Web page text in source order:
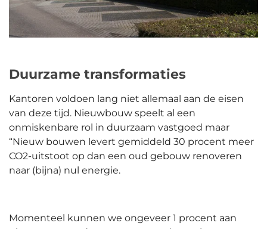
Duurzame transformaties
Kantoren voldoen lang niet allemaal aan de eisen
van deze tijd. Nieuwbouw speelt al een
onmiskenbare rol in duurzaam vastgoed maar
“Nieuw bouwen levert gemiddeld 30 procent meer
CO2-uitstoot op dan een oud gebouw renoveren
naar (bijna) nul energie.
Momenteel kunnen we ongeveer 1 procent aan